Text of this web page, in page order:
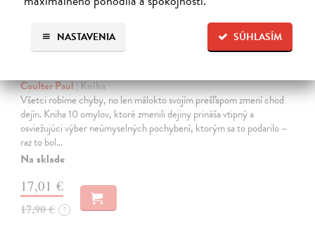
SÚHLASÍM
NASTAVENIA
Coulter Paul| Kniha
Všetci robíme chyby, no len málokto svojím prešľapom zmení chod
dejín. Kniha 10 omylov, ktoré zmenili dejiny prináša vtipný a
osviežujúci výber neúmyselných pochybení, ktorým sa to podarilo –
raz to bol…
Na sklade
17,01 €
17,90 € ?